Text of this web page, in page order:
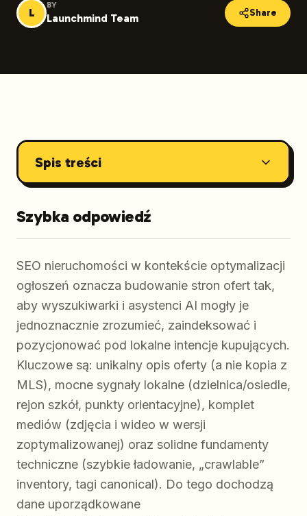
L
BY
Launchmind Team Share
Spis treści
Szybka odpowiedź
SEO nieruchomości w kontekście optymalizacji
ogłoszeń oznacza budowanie stron ofert tak,
aby wyszukiwarki i asystenci AI mogły je
jednoznacznie zrozumieć, zaindeksować i
pozycjonować pod lokalne intencje kupujących.
Kluczowe są: unikalny opis oferty (a nie kopia z
MLS), mocne sygnały lokalne (dzielnica/osiedle,
rejon szkół, punkty orientacyjne), komplet
mediów (zdjęcia i wideo w wersji
zoptymalizowanej) oraz solidne fundamenty
techniczne (szybkie ładowanie, „crawlable”
inventory, tagi canonical). Do tego dochodzą
dane uporządkowane